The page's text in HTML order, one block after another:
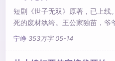
短剧《世子无双》原著，已上线
死的废材纨绔。王公家独苗，爷
神。本想勾栏听曲，花船找女
宁峥 353万字 05-14